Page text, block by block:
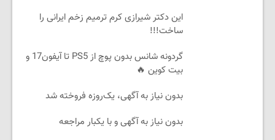
این دکتر شیرازی کرم ترمیم زخم ایرانی را
ساخت!!!
گردونه شانس بدون پوچ از PS5 تا آیفون17 و
بیت کوین 🔥
بدون نیاز به آگهی، یک‌روزه فروخته شد
بدون نیاز به آگهی و با یکبار مراجعه